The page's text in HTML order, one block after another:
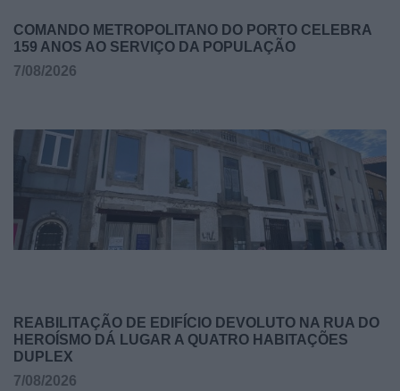
COMANDO METROPOLITANO DO PORTO CELEBRA
159 ANOS AO SERVIÇO DA POPULAÇÃO
7/08/2026
REABILITAÇÃO DE EDIFÍCIO DEVOLUTO NA RUA DO
HEROÍSMO DÁ LUGAR A QUATRO HABITAÇÕES
DUPLEX
7/08/2026